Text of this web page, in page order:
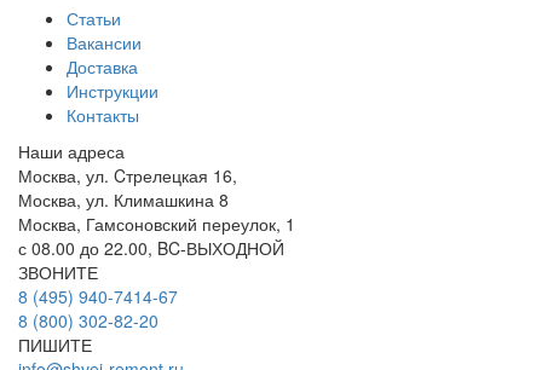
Статьи
Вакансии
Доставка
Инструкции
Контакты
Наши адреса
Москва, ул. Cтрелецкая 16,
Москва, ул. Климашкина 8
Москва, Гамсоновский переулок, 1
с 08.00 до 22.00, BC-ВЫХОДНОЙ
ЗВОНИТЕ
8 (495) 940-7414-67
8 (800) 302-82-20
ПИШИТЕ